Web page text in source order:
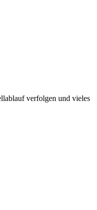
verfolgen und vieles